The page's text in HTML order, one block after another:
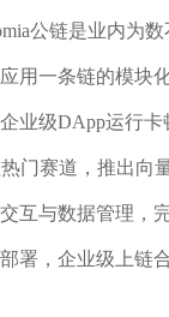
公链是业内为
用一条链的模块
业级DApp运行
门赛道，推出向
互与数据管理，
署，企业级上链